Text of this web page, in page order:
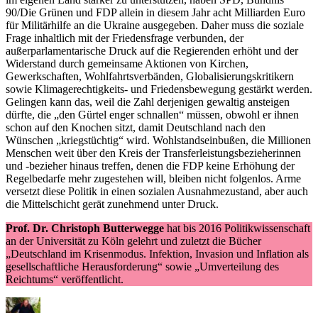
90/Die Grünen und FDP allein in diesem Jahr acht Milliarden Euro
für Militärhilfe an die Ukraine ausgegeben. Daher muss die soziale
Frage inhaltlich mit der Friedensfrage verbunden, der
außerparlamentarische Druck auf die Regierenden erhöht und der
Widerstand durch gemeinsame Aktionen von Kirchen,
Gewerkschaften, Wohlfahrtsverbänden, Globalisierungskritikern
sowie Klimagerechtigkeits- und Friedensbewegung gestärkt werden.
Gelingen kann das, weil die Zahl derjenigen gewaltig ansteigen
dürfte, die „den Gürtel enger schnallen“ müssen, obwohl er ihnen
schon auf den Knochen sitzt, damit Deutschland nach den
Wünschen „kriegstüchtig“ wird. Wohlstandseinbußen, die Millionen
Menschen weit über den Kreis der Transferleistungsbezieherinnen
und -bezieher hinaus treffen, denen die FDP keine Erhöhung der
Regelbedarfe mehr zugestehen will, bleiben nicht folgenlos. Arme
versetzt diese Politik in einen sozialen Ausnahmezustand, aber auch
die Mittelschicht gerät zunehmend unter Druck.
Prof. Dr. Christoph Butterwegge hat bis 2016 Politikwissenschaft
an der Universität zu Köln gelehrt und zuletzt die Bücher
„Deutschland im Krisenmodus. Infektion, Invasion und Inflation als
gesellschaftliche Herausforderung“ sowie „Umverteilung des
Reichtums“ veröffentlicht.